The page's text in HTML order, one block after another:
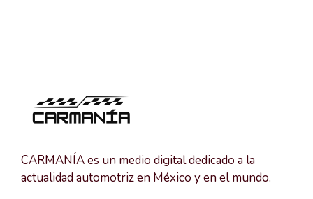
CARMANÍA es un medio digital dedicado a la
actualidad automotriz en México y en el mundo.